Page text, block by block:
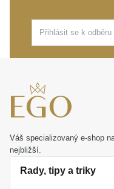
Váš specializovaný e-shop
nejbližší.
Rady, tipy a triky